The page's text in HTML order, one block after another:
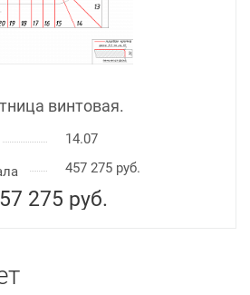
винтовая.
14.07
457 275 руб.
275 руб.